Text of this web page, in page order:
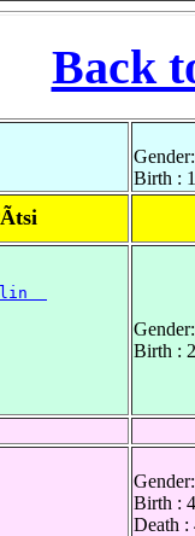
Back
Birth :
Birth :
Birth :
Death :